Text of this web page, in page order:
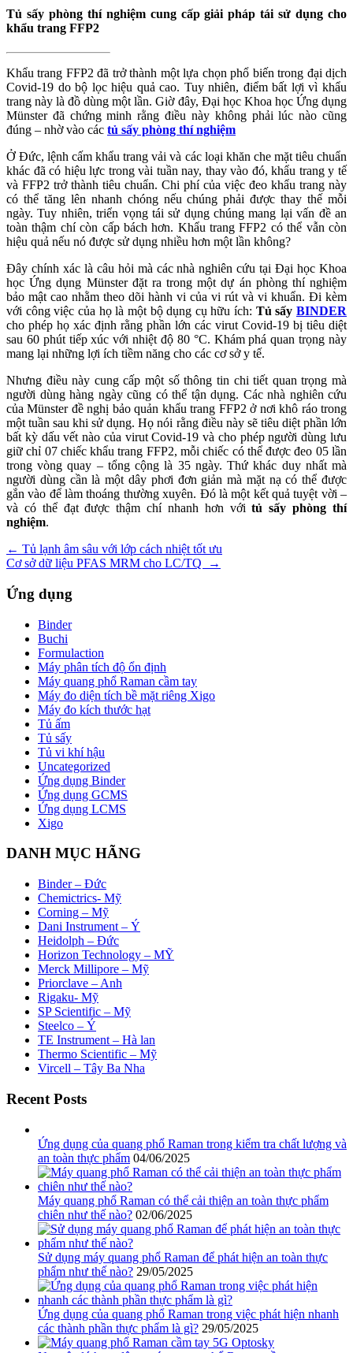
Tủ sấy phòng thí nghiệm cung cấp giải pháp tái sử dụng cho
khẩu trang FFP2
Khẩu trang FFP2 đã trở thành một lựa chọn phổ biến trong đại dịch
Covid-19 do bộ lọc hiệu quả cao. Tuy nhiên, điểm bất lợi vì khẩu
trang này là đồ dùng một lần. Giờ đây, Đại học Khoa học Ứng dụng
Münster đã chứng minh rằng điều này không phải lúc nào cũng
đúng – nhờ vào các tủ sấy phòng thí nghiệm
Ở Đức, lệnh cấm khẩu trang vải và các loại khăn che mặt tiêu chuẩn
khác đã có hiệu lực trong vài tuần nay, thay vào đó, khẩu trang y tế
và FFP2 trở thành tiêu chuẩn. Chi phí của việc đeo khẩu trang này
có thể tăng lên nhanh chóng nếu chúng phải được thay thế mỗi
ngày. Tuy nhiên, triển vọng tái sử dụng chúng mang lại vấn đề an
toàn thậm chí còn cấp bách hơn. Khẩu trang FFP2 có thể vẫn còn
hiệu quả nếu nó được sử dụng nhiều hơn một lần không?
Đây chính xác là câu hỏi mà các nhà nghiên cứu tại Đại học Khoa
học Ứng dụng Münster đặt ra trong một dự án phòng thí nghiệm
bảo mật cao nhằm theo dõi hành vi của vi rút và vi khuẩn. Đi kèm
với công việc của họ là một bộ dụng cụ hữu ích: Tủ sấyBINDER
cho phép họ xác định rằng phần lớn các virut Covid-19 bị tiêu diệt
sau 60 phút tiếp xúc với nhiệt độ 80 °C. Khám phá quan trọng này
mang lại những lợi ích tiềm năng cho các cơ sở y tế.
Nhưng điều này cung cấp một số thông tin chi tiết quan trọng mà
người dùng hàng ngày cũng có thể tận dụng. Các nhà nghiên cứu
của Münster đề nghị bảo quản khẩu trang FFP2 ở nơi khô ráo trong
một tuần sau khi sử dụng. Họ nói rằng điều này sẽ tiêu diệt phần lớn
bất kỳ dấu vết nào của virut Covid-19 và cho phép người dùng lưu
giữ chỉ 07 chiếc khẩu trang FFP2, mỗi chiếc có thể được đeo 05 lần
trong vòng quay – tổng cộng là 35 ngày. Thứ khác duy nhất mà
người dùng cần là một dây phơi đơn giản mà mặt nạ có thể được
gắn vào để làm thoáng thường xuyên. Đó là một kết quả tuyệt vời –
và có thể đạt được thậm chí nhanh hơn vớitủ sấy phòng thí
nghiệm.
Điều
hướng
bài
← Tủ lạnh âm sâu với lớp cách nhiệt tốt ưu
Cơ sở dữ liệu PFAS MRM cho LC/TQ
→
Ứng dụng
Binder
Buchi
Formulaction
Máy phân tích độ ổn định
Máy quang phổ Raman cầm tay
Máy đo diện tích bề mặt riêng Xigo
Máy đo kích thước hạt
Tủ ấm
Tủ sấy
Tủ vi khí hậu
Uncategorized
Ứng dụng Binder
Ứng dụng GCMS
Ứng dụng LCMS
Xigo
DANH MỤC HÃNG
Binder – Đức
Chemictrics- Mỹ
Corning – Mỹ
Dani Instrument – Ý
Heidolph – Đức
Horizon Technology – MỸ
Merck Millipore – Mỹ
Priorclave – Anh
Rigaku- Mỹ
SP Scientific – Mỹ
Steelco – Ý
TE Instrument – Hà lan
Thermo Scientific – Mỹ
Vircell – Tây Ba Nha
Recent Posts
Ứng dụng của quang phổ Raman trong kiểm tra chất lượng và
an toàn thực phẩm 04/06/2025
Máy quang phổ Raman có thể cải thiện an toàn thực phẩm
chiên như thế nào? 02/06/2025
Sử dụng máy quang phổ Raman để phát hiện an toàn thực
phẩm như thế nào? 29/05/2025
Ứng dụng của quang phổ Raman trong việc phát hiện nhanh
các thành phần thực phẩm là gì? 29/05/2025